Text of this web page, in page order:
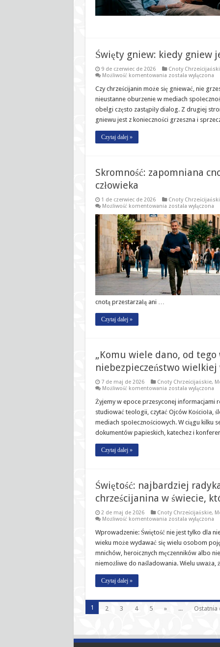
Święty gniew: kiedy gniew
9 de czerwiec de 2026 Cnoty
Możliwość komentowania Święty
kiedy
gniew
jest
aktem
miłości
do
została wyłączona
Czy chrześcijanin może się gniewać, nie
nieustanne oburzenie w mediach
obelgi często zastąpiły dialog. Z drugiej
gniewu jest z konieczności grzeszna i
Czytaj dalej »
Skromność: zapomniana
człowieka
1 de czerwiec de 2026 Cnoty
Możliwość komentowania Skromność:
cnota,
która
objawia
prawdziwą
wielkość
człowieka
została wyłączona
cnotą przestarzałą ani …
Czytaj dalej »
„Komu wiele dano, od tego
niebezpieczeństwo
7 de maj de 2026 Cnoty Chrześcijańskie,
Możliwość komentowania „Komu
dano,
od
tego
wiele
będzie
się
życia
jak
Chrystus
została wyłączona
Żyjemy w epoce przesyconej informacjami
studiować teologii, czytać Ojców Kościoła,
mediach społecznościowych. W ciągu kilku
dokumentów papieskich, katechez i
Czytaj dalej »
Świętość: najbardziej
chrześcijanina w świecie,
2 de maj de 2026 Cnoty Chrześcijańskie,
Możliwość komentowania Świętość:
radykalne
najpiękniejsze
powołanie
chrześcijanina
w
została wyłączona
Wprowadzenie: Świętość nie jest tylko dla
wieku może wydawać się wielu osobom
mnichów, heroicznych męczenników albo
niemożliwe do naśladowania. Wielu uważa,
Czytaj dalej »
1 2 3 4 5 » ... Ostatnia